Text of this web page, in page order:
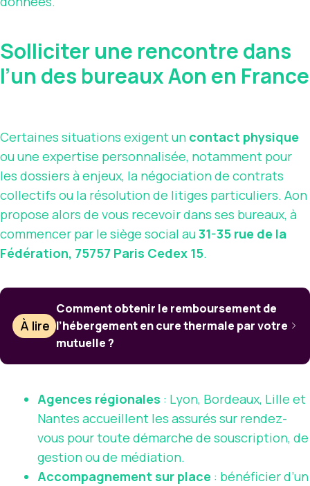
Solliciter une rencontre dans
l’un des bureaux Aon en France
Certaines situations exigent un contact physique
ou une expertise personnalisée, notamment pour
les dossiers à enjeux, la négociation de contrats
collectifs ou la résolution de litiges particuliers. Aon
propose alors de vous recevoir dans ses bureaux, à
commencer par le siège social au31-35 rue de la
Fédération, 75757 Paris Cedex 15.
À lire
Comment obtenir le remboursement de
l’hébergement en cure thermale par votre
mutuelle ?
Agences régionales : Lyon, Bordeaux, Lille et
Nantes accueillent les assurés sur rendez-
vous pour toute démarche de souscription, de
gestion ou de médiation.
Accompagnement sur place : bénéficier d’un